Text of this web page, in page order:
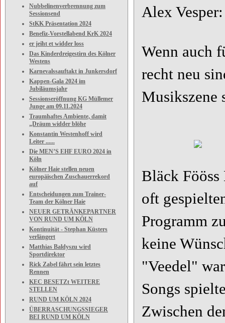
Nubbelinenverbrennung zum
Sessionsend
StKK Präsentation 2024
Benefiz-Vorstellabend KrK 2024
er jeiht et widder loss
Das Kinderdreigestirn des Kölner
Westens
Karnevalssauftakt in Junkersdorf
Kappen-Gala 2024 im
Jubiläumsjahr
Sessionseröffnung KG Müllemer
Junge am 09.11.2024
Traumhaftes Ambiente, damit
„Dräum widder blöhe
Konstantin Westenhoff wird
Leiter ......
Die MEN’S EHF EURO 2024 in
Köln
Kölner Haie stellen neuen
europäischen Zuschauerrekord
auf
Entscheidungen zum Trainer-
Team der Kölner Haie
NEUER GETRÄNKEPARTNER
VON RUND UM KÖLN
Kontinuität - Stephan Küsters
verlängert
Matthias Baldyszu wird
Sportdirektor
Rick Zabel fährt sein letztes
Rennen
KEC BESETZt WEITERE
STELLEN
RUND UM KÖLN 2024
ÜBERRASCHUNGSSIEGER
BEI RUND UM KÖLN
Alex
Wenn auch
recht neu
Musikszene
Bläck Fööss
oft
Programm
keine
"Veedel"
Songs
Zwischen